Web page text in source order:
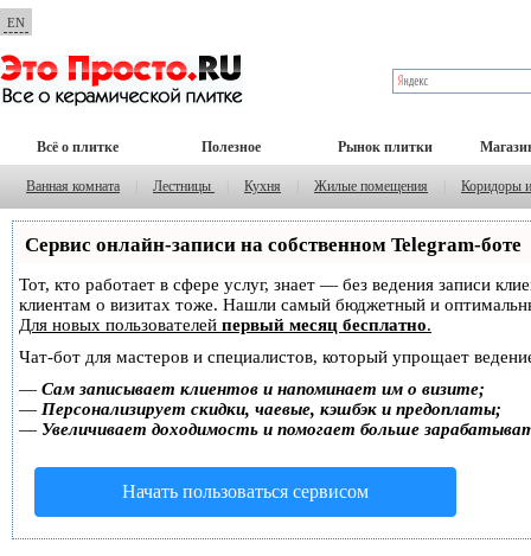
EN
Всё о плитке Полезное Рынок плитки
Ванная комната Лестницы Кухня Жилые помещения Коридоры
Сервис онлайн-записи на собственном Telegram-боте
Тот, кто работает в сфере услуг, знает — без ведения записи
клиентам о визитах тоже. Нашли самый бюджетный и
Для новых пользователей первый месяц бесплатно.
Чат-бот для мастеров и специалистов, который упрощает
— Сам записывает клиентов и напоминает им о визите;
— Персонализирует скидки, чаевые, кэшбэк и предоплаты;
— Увеличивает доходимость и помогает больше
Начать пользоваться сервисом